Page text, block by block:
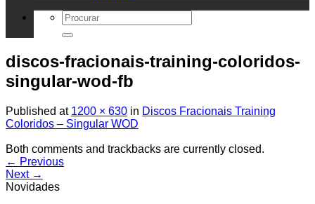
Search
for:
discos-fracionais-training-coloridos-
singular-wod-fb
Published at 1200 × 630 in Discos Fracionais Training
Coloridos – Singular WOD
Both comments and trackbacks are currently closed.
← Previous
Next →
Novidades